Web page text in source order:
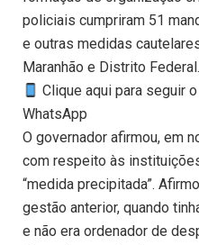
policiais cumpriram 51
e outras medidas
Maranhão e Distrito Federal.
Clique aqui para seguir
WhatsApp
O governador afirmou, em
com respeito às
“medida precipitada”.
gestão anterior, quando
e não era ordenador de